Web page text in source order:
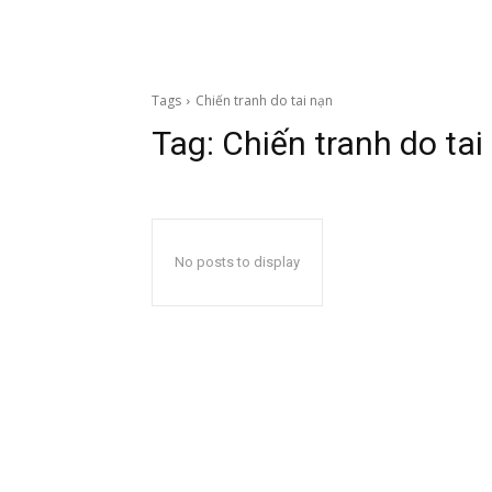
Tags Chiến tranh do tai nạn
Tag: Chiến tranh do tai
No posts to display